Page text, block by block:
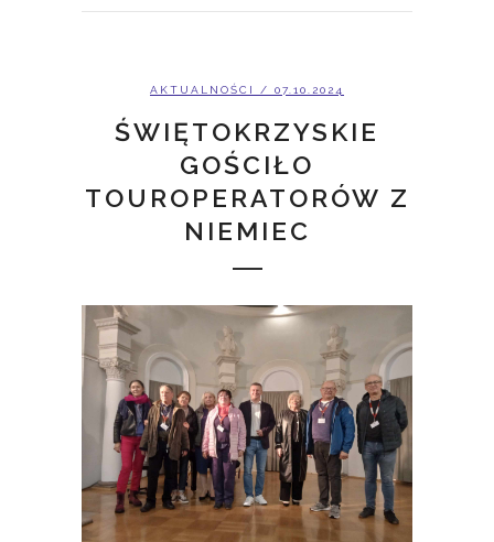
AKTUALNOŚCI / 07.10.2024
ŚWIĘTOKRZYSKIE
GOŚCIŁO
TOUROPERATORÓW Z
NIEMIEC